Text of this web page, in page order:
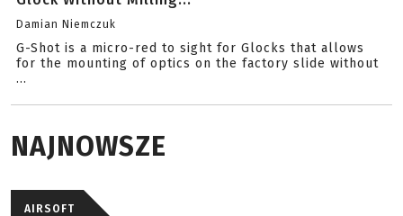
Damian Niemczuk
G-Shot is a micro-red to sight for Glocks that allows
for the mounting of optics on the factory slide without
...
NAJNOWSZE
AIRSOFT